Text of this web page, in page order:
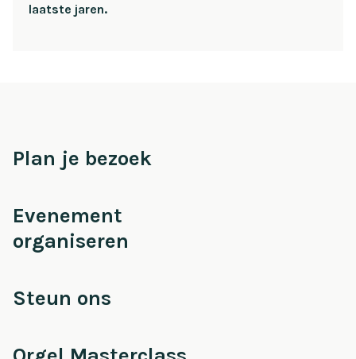
laatste jaren.
Plan je bezoek
Evenement
organiseren
Steun ons